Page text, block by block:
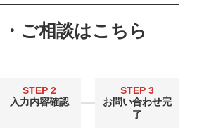
ご相談はこちら
STEP 2
入力内容確認
STEP 3
お問い合わせ完
了